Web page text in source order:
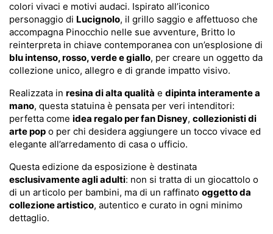
colori vivaci e motivi audaci. Ispirato all’iconico
personaggio di Lucignolo, il grillo saggio e affettuoso che
accompagna Pinocchio nelle sue avventure, Britto lo
reinterpreta in chiave contemporanea con un’esplosione di
blu intenso, rosso, verde e giallo, per creare un oggetto da
collezione unico, allegro e di grande impatto visivo.
Realizzata in resina di alta qualità e dipinta interamente a
mano, questa statuina è pensata per veri intenditori:
perfetta come idea regalo per fan Disney, collezionisti di
arte pop o per chi desidera aggiungere un tocco vivace ed
elegante all’arredamento di casa o ufficio.
Questa edizione da esposizione è destinata
esclusivamente agli adulti: non si tratta di un giocattolo o
di un articolo per bambini, ma di un raffinato oggetto da
collezione artistico, autentico e curato in ogni minimo
dettaglio.